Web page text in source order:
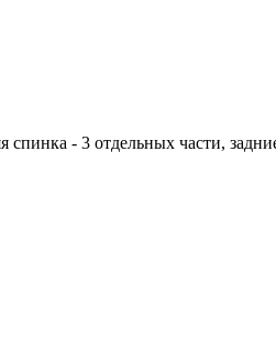
спинка - 3 отдельных части,